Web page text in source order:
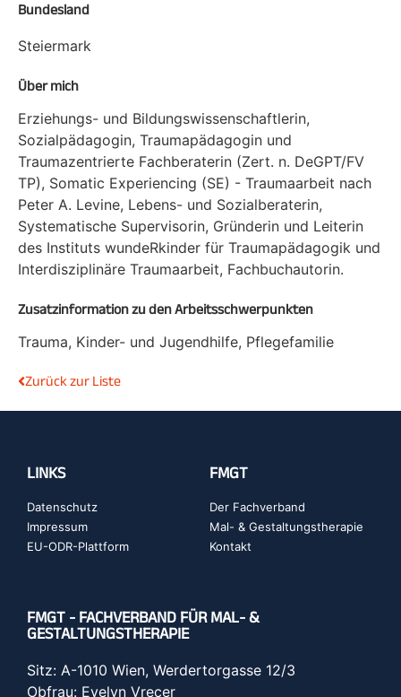
Bundesland
Steiermark
Über mich
Erziehungs- und Bildungswissenschaftlerin,
Sozialpädagogin, Traumapädagogin und
Traumazentrierte Fachberaterin (Zert. n. DeGPT/FV
TP), Somatic Experiencing (SE) - Traumaarbeit nach
Peter A. Levine, Lebens- und Sozialberaterin,
Systematische Supervisorin, Gründerin und Leiterin
des Instituts wundeRkinder für Traumapädagogik und
Interdisziplinäre Traumaarbeit, Fachbuchautorin.
Zusatzinformation zu den Arbeitsschwerpunkten
Trauma, Kinder- und Jugendhilfe, Pflegefamilie
Zurück zur Liste
LINKS
Datenschutz
Impressum
EU-ODR-Plattform
FMGT
Der Fachverband
Mal- & Gestaltungstherapie
Kontakt
FMGT - FACHVERBAND FÜR MAL- &
GESTALTUNGSTHERAPIE
Sitz: A-1010 Wien, Werdertorgasse 12/3
Obfrau: Evelyn Vrecer